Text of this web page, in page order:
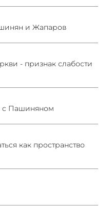
и Жапаров
- признак слабости
с Пашиняном
как пространство